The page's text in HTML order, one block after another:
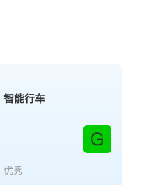
智能行车
优秀
G